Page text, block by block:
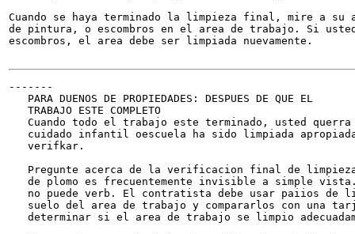
Cuando se haya terminado la limpieza final, mire a su
de pintura, o escombros en el area de trabajo. Si
escombros, el area debe ser limpiada nuevamente.
-------
   PARA DUENOS DE PROPIEDADES: DESPUES DE QUE EL
   TRABAJO ESTE COMPLETO
Cuando todo el trabajo este terminado, usted
cuidado infantil oescuela ha sido limpiada
   verifkar.
Pregunte acerca de la verificacion final de
de plomo es frecuentemente invisible a simple
no puede verb. El contratista debe usar paiios de
suelo del area de trabajo y compararlos con una
determinar si el area de trabajo se limpio